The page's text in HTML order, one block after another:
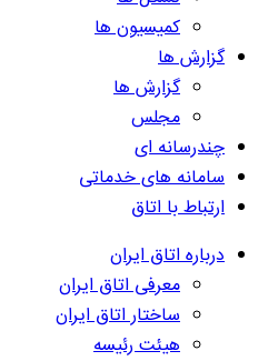
کمیسیون ها
گزارش ها
گزارش ها
مجلس
چندرسانه ای
سامانه های خدماتی
ارتباط با اتاق
درباره اتاق ایران
معرفی اتاق ایران
ساختار اتاق ایران
هیئت رئیسه